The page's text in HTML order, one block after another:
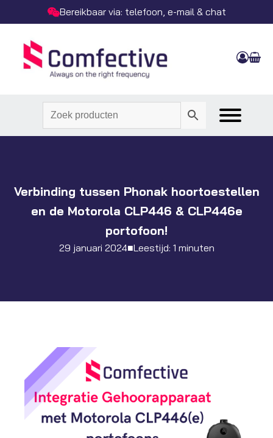
Bereikbaar via: telefoon, e-mail & chat
Verbinding tussen Phonak hoortoestellen
en de Motorola CLP446 & CLP446e
portofoon!
29 januari 2024■Leestijd: 1 minuten